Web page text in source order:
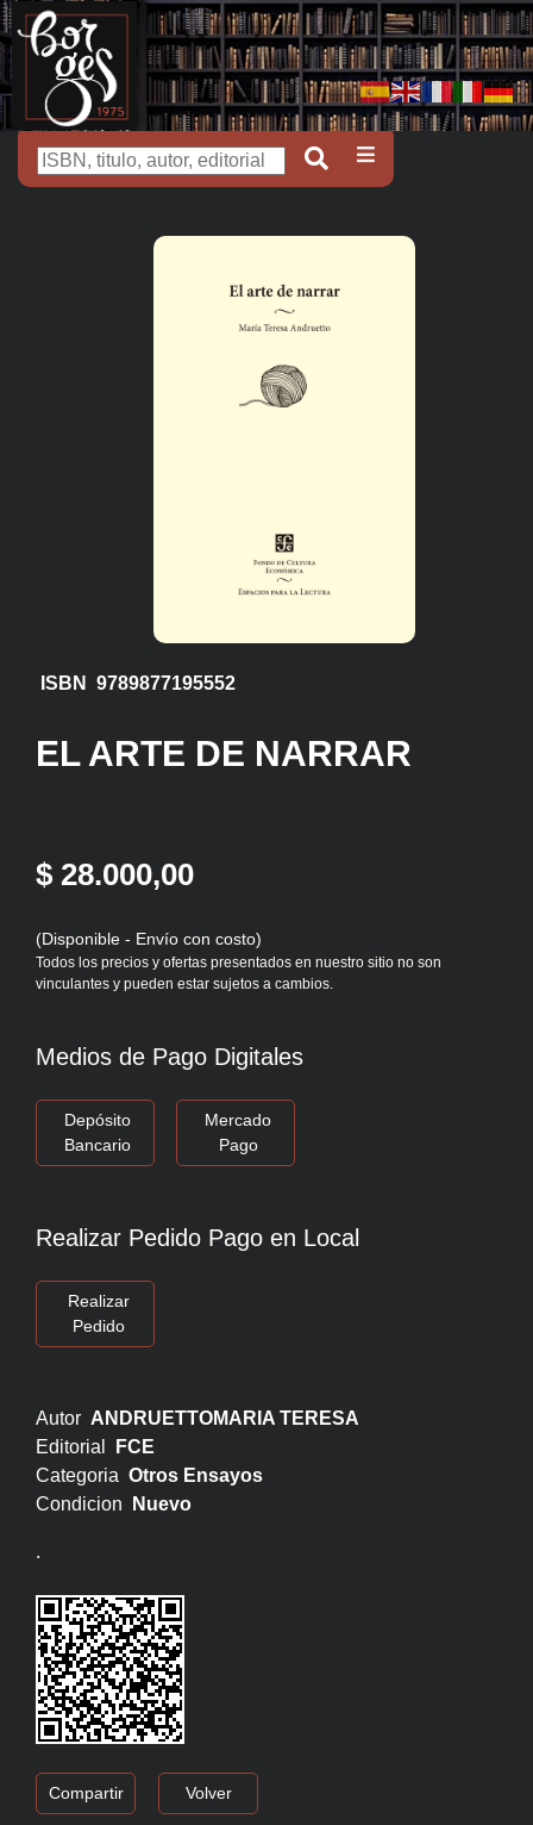
ISBN 9789877195552
EL ARTE DE NARRAR
$ 28.000,00
(Disponible - Envío con costo)
Todos los precios y ofertas presentados en nuestro sitio no son
vinculantes y pueden estar sujetos a cambios.
Medios de Pago Digitales
Depósito
Bancario
Mercado
Pago
Realizar Pedido Pago en Local
Realizar
Pedido
Autor ANDRUETTOMARIA TERESA
Editorial
FCE
Categoria Otros Ensayos
Condicion
Nuevo
.
Compartir Volver